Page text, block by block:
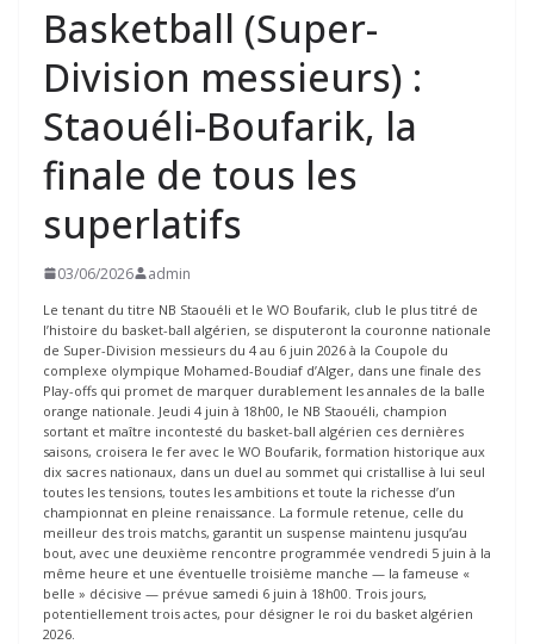
Basketball (Super-
Division messieurs) :
Staouéli-Boufarik, la
finale de tous les
superlatifs
03/06/2026 admin
Le tenant du titre NB Staouéli et le WO Boufarik, club le plus titré de
l’histoire du basket-ball algérien, se disputeront la couronne nationale
de Super-Division messieurs du 4 au 6 juin 2026 à la Coupole du
complexe olympique Mohamed-Boudiaf d’Alger, dans une finale des
Play-offs qui promet de marquer durablement les annales de la balle
orange nationale. Jeudi 4 juin à 18h00, le NB Staouéli, champion
sortant et maître incontesté du basket-ball algérien ces dernières
saisons, croisera le fer avec le WO Boufarik, formation historique aux
dix sacres nationaux, dans un duel au sommet qui cristallise à lui seul
toutes les tensions, toutes les ambitions et toute la richesse d’un
championnat en pleine renaissance. La formule retenue, celle du
meilleur des trois matchs, garantit un suspense maintenu jusqu’au
bout, avec une deuxième rencontre programmée vendredi 5 juin à la
même heure et une éventuelle troisième manche — la fameuse «
belle » décisive — prévue samedi 6 juin à 18h00. Trois jours,
potentiellement trois actes, pour désigner le roi du basket algérien
2026.